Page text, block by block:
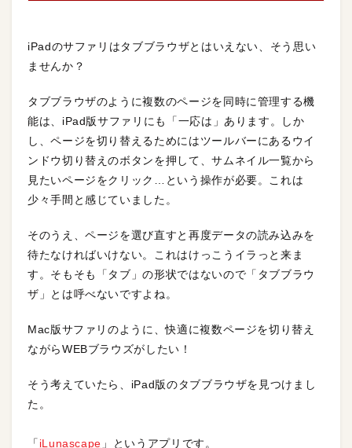
iPadのサファリはタブブラウザとはいえない、そう思い
ませんか？
タブブラウザのように複数のページを同時に管理する機
能は、iPad版サファリにも「一応は」あります。しか
し、ページを切り替えるためにはツールバーにあるウイ
ンドウ切り替えのボタンを押して、サムネイル一覧から
見たいページをクリック…という操作が必要。これは
少々手間と感じていました。
そのうえ、ページを選び直すと再度データの読み込みを
待たなければいけない。これはけっこうイラっと来ま
す。そもそも「タブ」の形状ではないので「タブブラウ
ザ」とは呼べないですよね。
Mac版サファリのように、快適に複数ページを切り替え
ながらWEBブラウズがしたい！
そう考えていたら、iPad版のタブブラウザを見つけまし
た。
「 iLunascape 」というアプリです。